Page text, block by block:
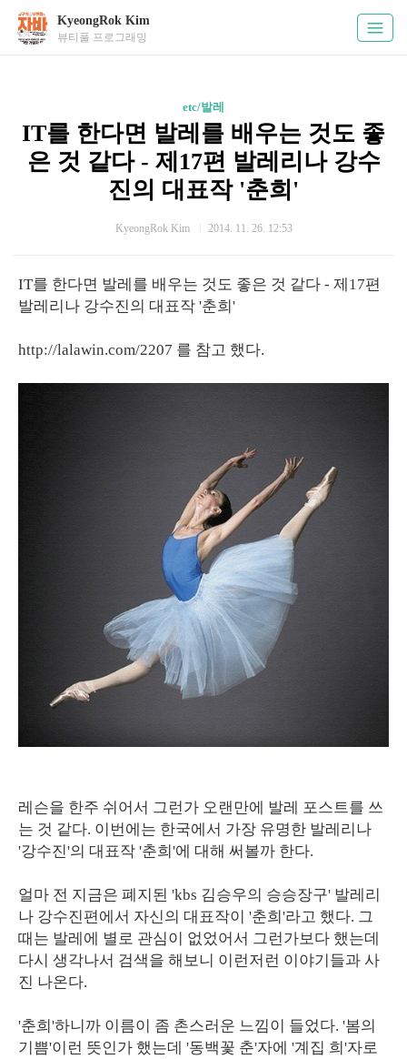
KyeongRok Kim
뷰티풀 프로그래밍
etc/발레
IT를 한다면 발레를 배우는 것도 좋
은 것 같다 - 제17편 발레리나 강수
진의 대표작 '춘희'
KyeongRok Kim 2014. 11. 26. 12:53
IT를 한다면 발레를 배우는 것도 좋은 것 같다 - 제17편
발레리나 강수진의 대표작 '춘희'
http://lalawin.com/2207 를 참고 했다.
레슨을 한주 쉬어서 그런가 오랜만에 발레 포스트를 쓰
는 것 같다. 이번에는 한국에서 가장 유명한 발레리나
'강수진'의 대표작 '춘희'에 대해 써볼까 한다.
얼마 전 지금은 폐지된 'kbs 김승우의 승승장구' 발레리
나 강수진편에서 자신의 대표작이 '춘희'라고 했다. 그
때는 발레에 별로 관심이 없었어서 그런가보다 했는데
다시 생각나서 검색을 해보니 이런저런 이야기들과 사
진 나온다.
'춘희'하니까 이름이 좀 촌스러운 느낌이 들었다. '봄의
기쁨'이런 뜻인가 했는데 '동백꽃 춘'자에 '계집 희'자로